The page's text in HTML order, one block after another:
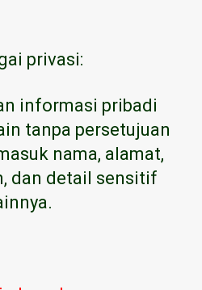
privasi:
informasi pribadi
tanpa persetujuan
nama, alamat,
dan detail sensitif